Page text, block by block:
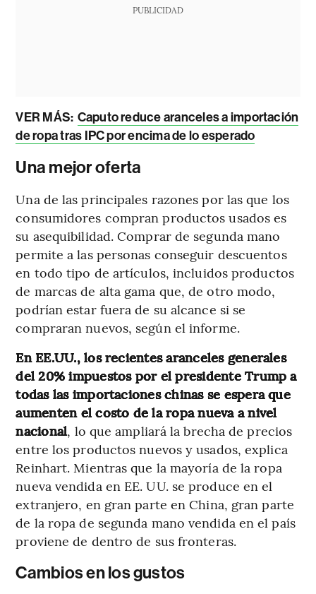
PUBLICIDAD
VER MÁS: Caputo reduce aranceles a importación
de ropa tras IPC por encima de lo esperado
Una mejor oferta
Una de las principales razones por las que los
consumidores compran productos usados es
su asequibilidad. Comprar de segunda mano
permite a las personas conseguir descuentos
en todo tipo de artículos, incluidos productos
de marcas de alta gama que, de otro modo,
podrían estar fuera de su alcance si se
compraran nuevos, según el informe.
En EE.UU., los recientes aranceles generales
del 20% impuestos por el presidente Trump a
todas las importaciones chinas se espera que
aumenten el costo de la ropa nueva a nivel
nacional, lo que ampliará la brecha de precios
entre los productos nuevos y usados, explica
Reinhart. Mientras que la mayoría de la ropa
nueva vendida en EE. UU. se produce en el
extranjero, en gran parte en China, gran parte
de la ropa de segunda mano vendida en el país
proviene de dentro de sus fronteras.
Cambios en los gustos